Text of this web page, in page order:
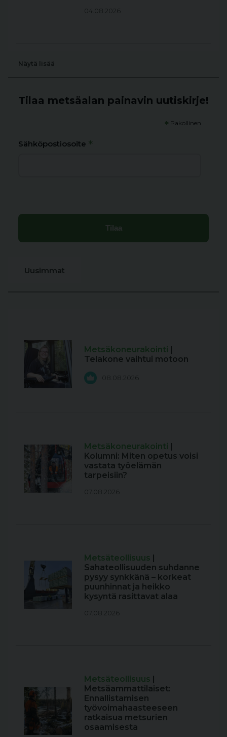
04.08.2026
Näytä lisää
Tilaa metsäalan painavin uutiskirje!
* Pakollinen
Sähköpostiosoite *
Uusimmat
Metsäkoneurakointi |
Telakone vaihtui motoon
08.08.2026
Metsäkoneurakointi |
Kolumni: Miten opetus voisi
vastata työelämän
tarpeisiin?
07.08.2026
Metsäteollisuus |
Sahateollisuuden suhdanne
pysyy synkkänä – korkeat
puunhinnat ja heikko
kysyntä rasittavat alaa
07.08.2026
Metsäteollisuus |
Metsäammattilaiset:
Ennallistamisen
työvoimahaasteeseen
ratkaisua metsurien
osaamisesta